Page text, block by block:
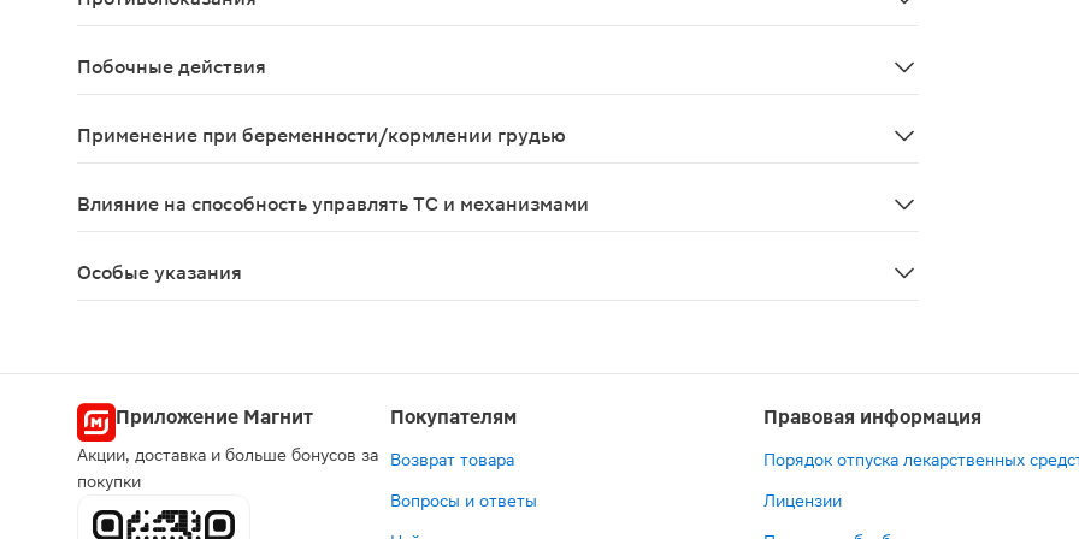
Побочные действия
Применение при беременности/кормлении грудью
Влияние на способность управлять ТС и механизмами
Особые указания
Приложение Магнит
Акции, доставка и больше бонусов за
покупки
Покупателям
Возврат товара
Вопросы и ответы
Правовая информация
Порядок отпуска лекарственных
Лицензии